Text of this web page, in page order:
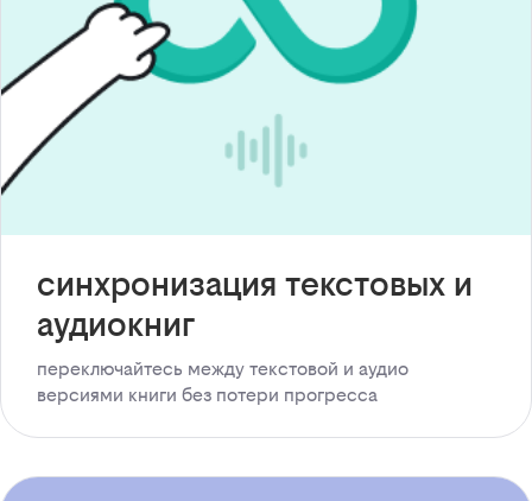
синхронизация текстовых и
аудиокниг
переключайтесь между текстовой и аудио
версиями книги без потери прогресса